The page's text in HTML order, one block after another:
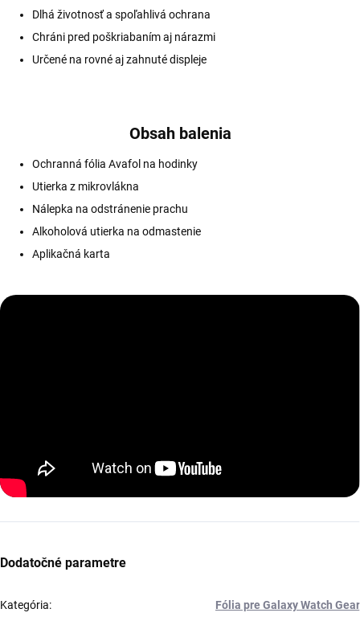
Dlhá životnosť a spoľahlivá ochrana
Chráni pred poškriabaním aj nárazmi
Určené na rovné aj zahnuté displeje
Obsah balenia
Ochranná fólia Avafol na hodinky
Utierka z mikrovlákna
Nálepka na odstránenie prachu
Alkoholová utierka na odmastenie
Aplikačná karta
Dodatočné parametre
Kategória: Fólia pre Galaxy Watch Gear